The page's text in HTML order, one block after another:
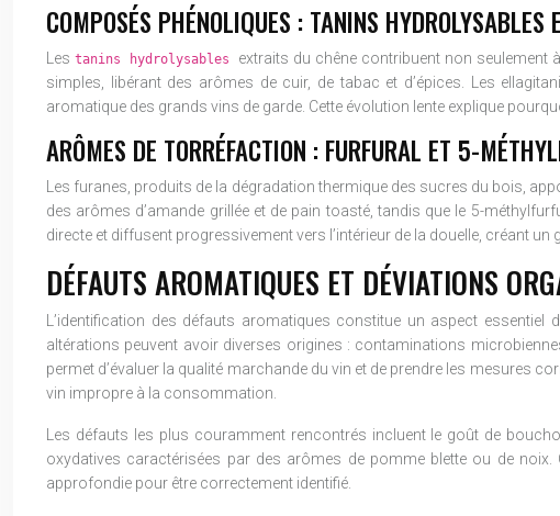
COMPOSÉS PHÉNOLIQUES : TANINS HYDROLYSABLES
Les tanins hydrolysables extraits du chêne contribuent non
simples, libérant des arômes de cuir, de tabac et d’épices. Les
aromatique des grands vins de garde. Cette évolution lente explique
ARÔMES DE TORRÉFACTION : FURFURAL ET 5-
Les furanes, produits de la dégradation thermique des sucres du bois,
des arômes d’amande grillée et de pain toasté, tandis que le 5-
directe et diffusent progressivement vers l’intérieur de la douelle, créant
DÉFAUTS AROMATIQUES ET DÉVIATIONS
L’identification des défauts aromatiques constitue un aspect
altérations peuvent avoir diverses origines : contaminations
permet d’évaluer la qualité marchande du vin et de prendre les mesures
vin impropre à la consommation.
Les défauts les plus couramment rencontrés incluent le goût de
oxydatives caractérisées par des arômes de pomme blette ou de
approfondie pour être correctement identifié.